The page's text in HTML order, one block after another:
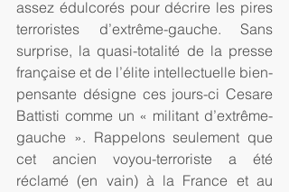
assez édulcorés pour décrire les pires
terroristes d’extrême-gauche. Sans
surprise, la quasi-totalité de la presse
française et de l’élite intellectuelle bien-
pensante désigne ces jours-ci Cesare
Battisti comme un « militant d’extrême-
gauche ». Rappelons seulement que
cet ancien voyou-terroriste a été
réclamé (en vain) à la France et au